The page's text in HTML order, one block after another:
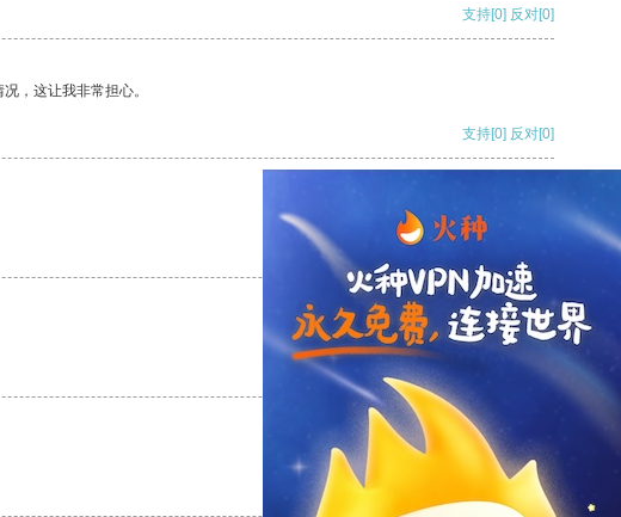
支持[0] 反对[0]
，这让我非常担心。
支持[0] 反对[0]
反对
反对[0]